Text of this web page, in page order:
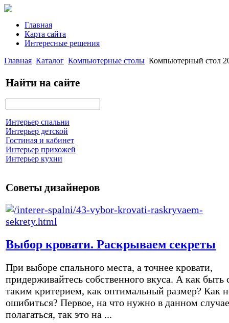
Главная
Карта сайта
Интересные решения
Главная Каталог Компьютерные столы Компьютерный стол
Найти на сайте
Интерьер спальни
Интерьер детской
Гостиная и кабинет
Интерьер прихожей
Интерьер кухни
Советы дизайнеров
Выбор кровати. Раскрываем секреты
При выборе спального места, а точнее кровати,
придерживайтесь собственного вкуса. А как быть
таким критерием, как оптимальный размер? Как
ошибиться? Первое, на что нужно в данном случае
полагаться, так это на ...